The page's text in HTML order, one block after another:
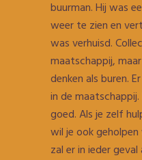
buurman. Hij was
weer te zien en
was verhuisd.
maatschappij,
denken als buren.
in de
goed. Als je zelf
wil je ook
zal er in ieder